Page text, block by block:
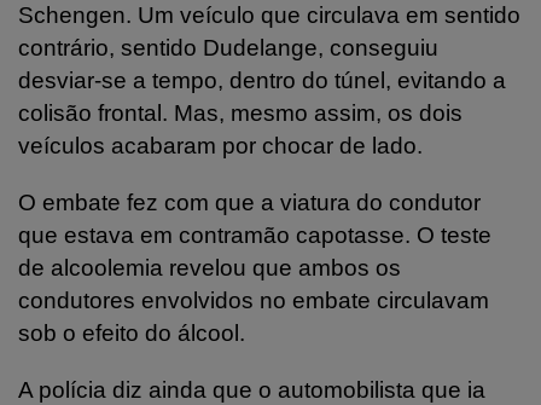
Schengen. Um veículo que circulava em sentido
contrário, sentido Dudelange, conseguiu
desviar-se a tempo, dentro do túnel, evitando a
colisão frontal. Mas, mesmo assim, os dois
veículos acabaram por chocar de lado.
O embate fez com que a viatura do condutor
que estava em contramão capotasse. O teste
de alcoolemia revelou que ambos os
condutores envolvidos no embate circulavam
sob o efeito do álcool.
A polícia diz ainda que o automobilista que ia